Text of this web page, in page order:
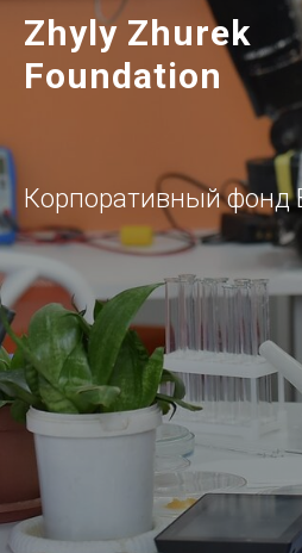
Zhyly Zhurek
Foundation
Корпоративный фонд